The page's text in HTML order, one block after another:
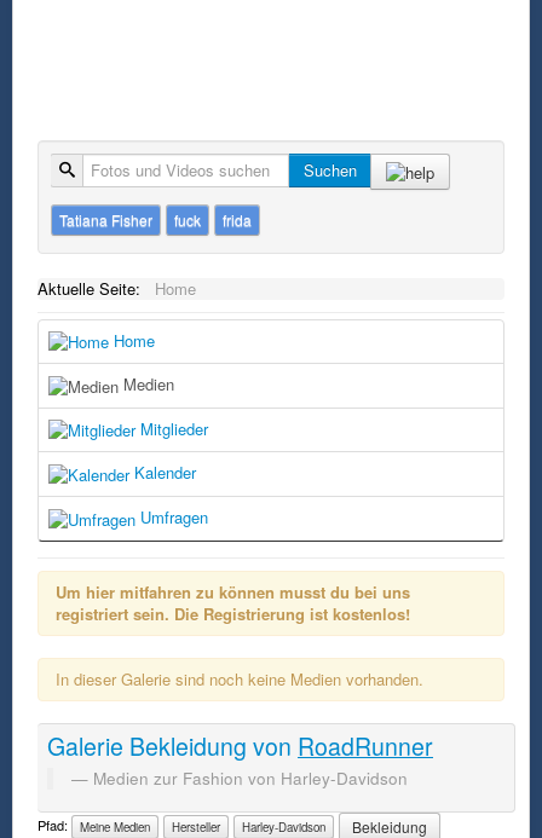
Suche Suchen
Tatiana Fisher fuck frida
Aktuelle Seite: Home
Home
Medien
Mitglieder
Kalender
Umfragen
Um hier mitfahren zu können musst du bei uns
registriert sein. Die Registrierung ist kostenlos!
In dieser Galerie sind noch keine Medien vorhanden.
Galerie Bekleidung von RoadRunner
Medien zur Fashion von Harley-Davidson
Pfad: Meine Medien Hersteller Harley-Davidson Bekleidung